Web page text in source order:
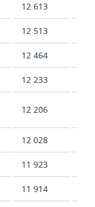
12 613
12 513
12 464
12 233
12 206
12 028
11 923
11 914